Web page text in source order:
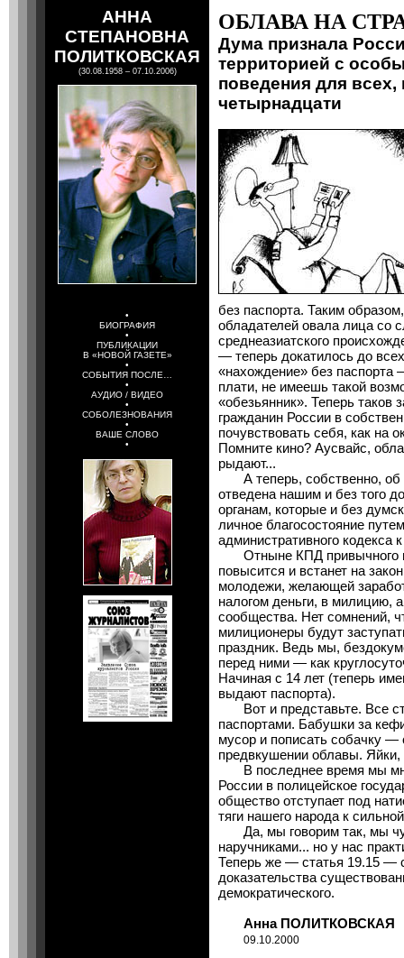
АННА
СТЕПАНОВНА
ПОЛИТКОВСКАЯ
(30.08.1958 – 07.10.2006)
•
БИОГРАФИЯ
•
ПУБЛИКАЦИИ
В «НОВОЙ ГАЗЕТЕ»
•
СОБЫТИЯ ПОСЛЕ…
•
АУДИО / ВИДЕО
•
СОБОЛЕЗНОВАНИЯ
•
ВАШЕ СЛОВО
•
ОБЛАВА НА
Дума признала
территорией с
поведения для всех,
четырнадцати
без паспорта. Таким
обладателей овала лица со
среднеазиатского
— теперь докатилось до
«нахождение» без
плати, не имеешь такой
«обезьянник». Теперь таков
гражданин России в
почувствовать себя, как на
Помните кино? Аусвайс,
рыдают...
А теперь, собственно, об
отведена нашим и без того
органам, которые и без
личное благосостояние
административного кодекса
Отныне КПД привычного
повысится и встанет на
молодежи, желающей
налогом деньги, в милицию,
сообщества. Нет сомнений,
милиционеры будут
праздник. Ведь мы,
перед ними — как
Начиная с 14 лет (теперь
выдают паспорта).
Вот и представьте. Все
паспортами. Бабушки за
мусор и пописать собачку —
предвкушении облавы. Яйки,
В последнее время мы
России в полицейское
общество отступает под
тяги нашего народа к
Да, мы говорим так, мы
наручниками... но у нас
Теперь же — статья 19.15 —
доказательства
демократического.
Анна ПОЛИТКОВСКАЯ
09.10.2000